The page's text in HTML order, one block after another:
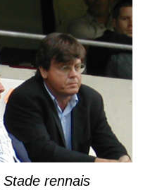
rennais